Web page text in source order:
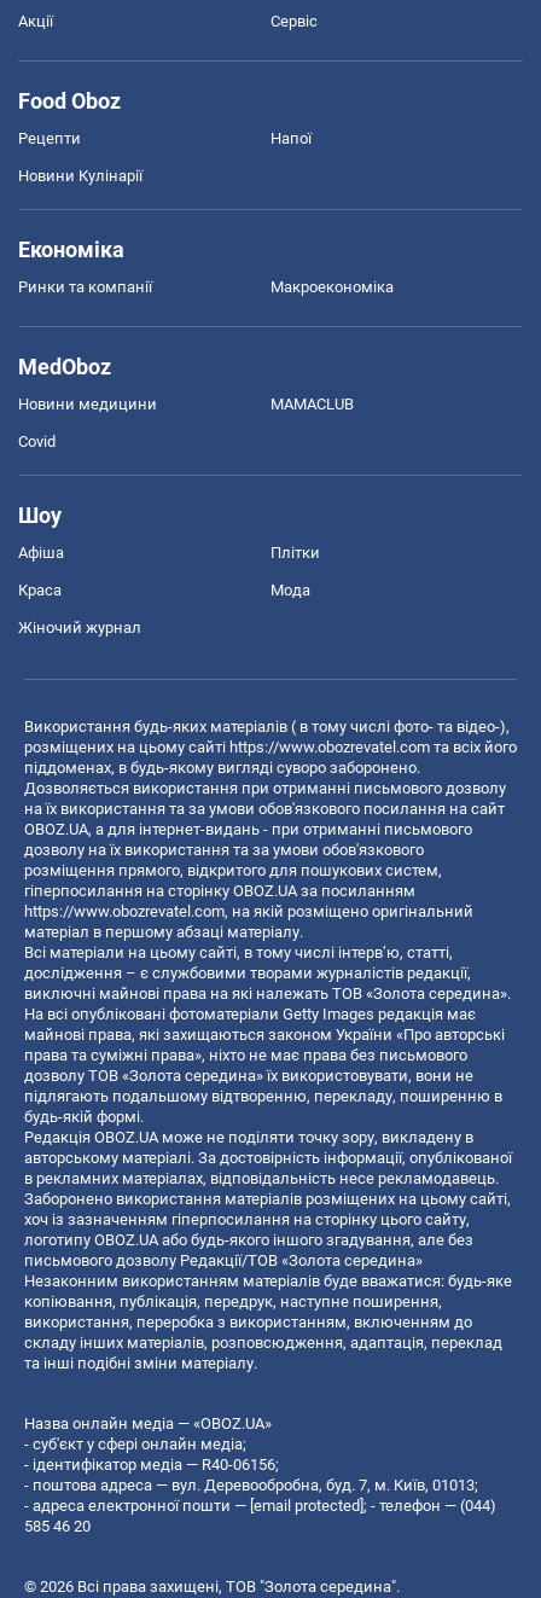
Акції Сервіс
Food Oboz
Рецепти Напої
Новини Кулінарії
Економіка
Ринки та компанії Макроекономіка
MedOboz
Новини медицини MAMACLUB
Covid
Шоу
Афіша Плітки
Краса Мода
Жіночий журнал
Використання будь-яких матеріалів ( в тому числі фото- та відео-),
розміщених на цьому сайті https://www.obozrevatel.com та всіх його
піддоменах, в будь-якому вигляді суворо заборонено.
Дозволяється використання при отриманні письмового дозволу
на їх використання та за умови обов'язкового посилання на сайт
OBOZ.UA, а для інтернет-видань - при отриманні письмового
дозволу на їх використання та за умови обов'язкового
розміщення прямого, відкритого для пошукових систем,
гіперпосилання на сторінку OBOZ.UA за посиланням
https://www.obozrevatel.com, на якій розміщено оригінальний
матеріал в першому абзаці матеріалу.
Всі матеріали на цьому сайті, в тому числі інтерв’ю, статті,
дослідження – є службовими творами журналістів редакції,
виключні майнові права на які належать ТОВ «Золота середина».
На всі опубліковані фотоматеріали Getty Images редакція має
майнові права, які захищаються законом України «Про авторські
права та суміжні права», ніхто не має права без письмового
дозволу ТОВ «Золота середина» їх використовувати, вони не
підлягають подальшому відтворенню, перекладу, поширенню в
будь-якій формі.
Редакція OBOZ.UA може не поділяти точку зору, викладену в
авторському матеріалі. За достовірність інформації, опублікованої
в рекламних матеріалах, відповідальність несе рекламодавець.
Заборонено використання матеріалів розміщених на цьому сайті,
хоч із зазначенням гіперпосилання на сторінку цього сайту,
логотипу OBOZ.UA або будь-якого іншого згадування, але без
письмового дозволу Редакції/ТОВ «Золота середина»
Незаконним використанням матеріалів буде вважатися: будь-яке
копiювання, публiкацiя, передрук, наступне поширення,
використання, переробка з використанням, включенням до
складу інших матеріалів, розповсюдження, адаптація, переклад
та інші подібні зміни матеріалу.
Назва онлайн медіа — «OBOZ.UA»
- суб'єкт у сфері онлайн медіа;
- ідентифікатор медіа — R40-06156;
- поштова адреса — вул. Деревообробна, буд. 7, м. Київ, 01013;
- адреса електронної пошти — [email protected] ; - телефон — (044)
585 46 20
© 2026 Всі права захищені, ТОВ "Золота середина".